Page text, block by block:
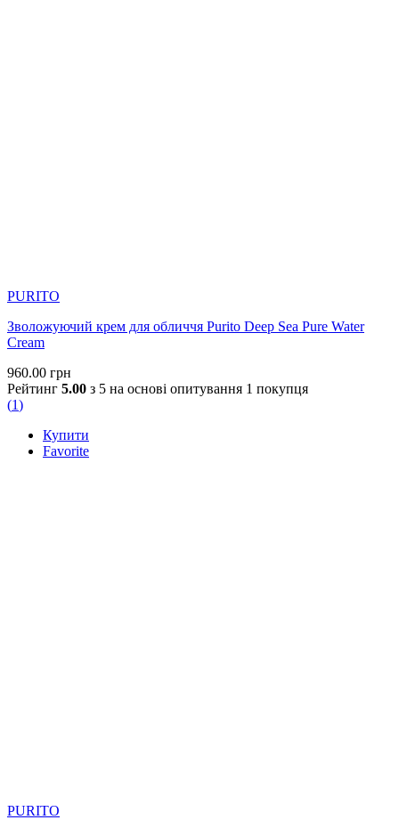
PURITO
Зволожуючий крем для обличчя Purito Deep Sea Pure Water
Cream
960.00 грн
Рейтинг 5.00 з 5 на основі опитування 1 покупця
(1)
Купити
Favorite
PURITO